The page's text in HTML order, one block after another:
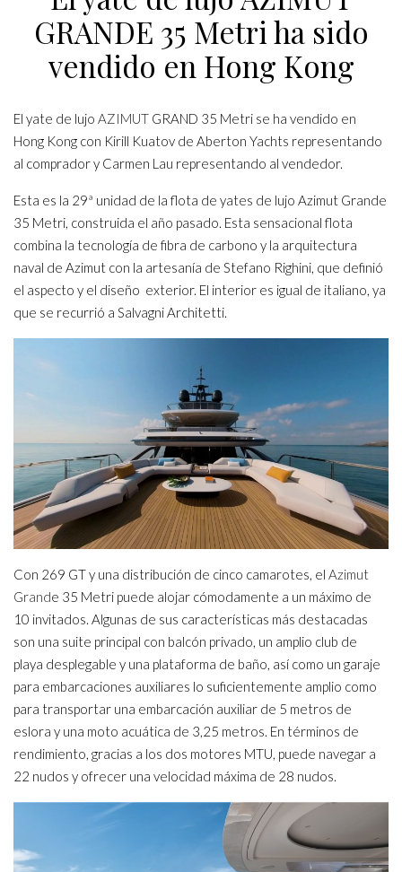
GRANDE 35 Metri ha sido
vendido en Hong Kong
El yate de lujo AZIMUT GRAND 35 Metri se ha vendido en
Hong Kong con Kirill Kuatov de Aberton Yachts representando
al comprador y Carmen Lau representando al vendedor.
Esta es la 29ª unidad de la flota de yates de lujo Azimut Grande
35 Metri, construida el año pasado. Esta sensacional flota
combina la tecnología de fibra de carbono y la arquitectura
naval de Azimut con la artesanía de Stefano Righini, que definió
el aspecto y el diseño exterior. El interior es igual de italiano, ya
que se recurrió a Salvagni Architetti.
Con 269 GT y una distribución de cinco camarotes, el Azimut
Grande 35 Metri puede alojar cómodamente a un máximo de
10 invitados. Algunas de sus características más destacadas
son una suite principal con balcón privado, un amplio club de
playa desplegable y una plataforma de baño, así como un garaje
para embarcaciones auxiliares lo suficientemente amplio como
para transportar una embarcación auxiliar de 5 metros de
eslora y una moto acuática de 3,25 metros. En términos de
rendimiento, gracias a los dos motores MTU, puede navegar a
22 nudos y ofrecer una velocidad máxima de 28 nudos.